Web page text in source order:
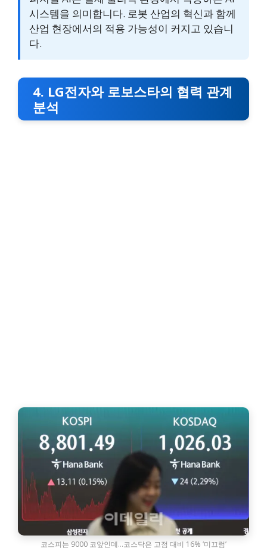
시스템을 의미합니다. 로봇 산업의 혁신과 함께
산업 현장에서의 적용 가능성이 커지고 있습니
다.
4. LG전자와 로보스타의 협력 관계
분석
코스피는 9000 코앞인데…코스닥은 고점 대비 16% ‘미끄럼’